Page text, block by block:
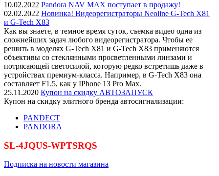
10.02.2022 Pandora NAV MAX поступает в продажу!
02.02.2022 Новинка! Видеорегистраторы Neoline G-Tech X81
и G-Tech X83
Как вы знаете, в темное время суток, съемка видео одна из
сложнейших задач любого видеорегистратора. Чтобы ее
решить в моделях G-Tech X81 и G-Tech X83 применяются
объективы со стеклянными просветленными линзами и
потрясающей светосилой, которую редко встретишь даже в
устройствах премиум-класса. Например, в G-Tech X83 она
составляет F1.5, как у IPhone 13 Pro Max.
25.11.2020 Купон на скидку АВТОЗАПУСК
Купон на скидку элитного бренда автосигнализации:
PANDECT
PANDORA
SL-4JQUS-WPTSRQS
Подписка на новости магазина